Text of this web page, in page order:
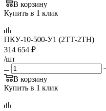
В корзину
Купить в 1 клик
ПКУ-10-500-У1 (2ТТ-2ТН)
314 654 ₽
/шт
В корзину
Купить в 1 клик